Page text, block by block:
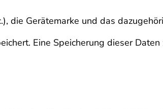
die Gerätemarke und das
Eine Speicherung dieser